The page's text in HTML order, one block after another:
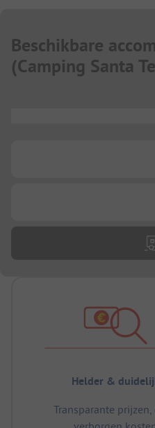
Beschikbare
(Camping Santa
Helder &
Transparante prijzen,